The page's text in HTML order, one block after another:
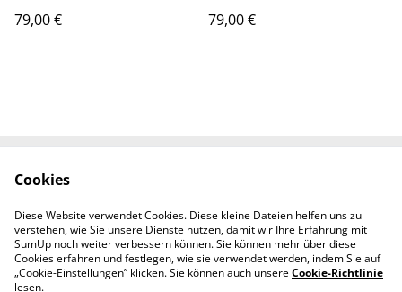
79,00 €
79,00 €
Cookie-Richtlinie
Kontaktieren Sie uns
Impressum
Cookies
Diese Website verwendet Cookies. Diese kleine Dateien helfen uns zu
verstehen, wie Sie unsere Dienste nutzen, damit wir Ihre Erfahrung mit
SumUp noch weiter verbessern können. Sie können mehr über diese
Cookies erfahren und festlegen, wie sie verwendet werden, indem Sie auf
„Cookie-Einstellungen” klicken. Sie können auch unsereCookie-Richtlinie
lesen.